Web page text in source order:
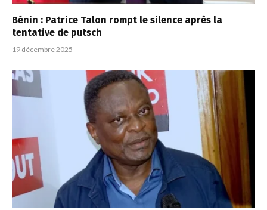
Bénin : Patrice Talon rompt le silence après la
tentative de putsch
19 décembre 2025